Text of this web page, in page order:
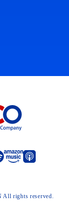
All rights reserved.